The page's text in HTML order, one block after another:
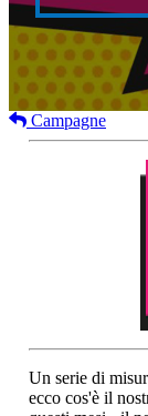
Campagne
Un serie di
ecco cos'è il